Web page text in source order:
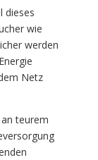
dieses
wie
werden
Netz
teurem